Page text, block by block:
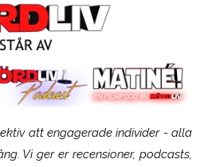
att engagerade individer - alla
Vi ger er recensioner, podcasts,